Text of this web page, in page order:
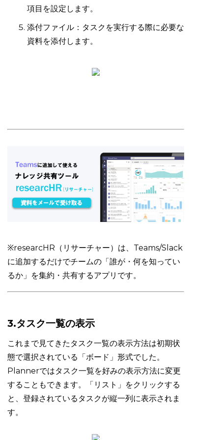
項目を設定します。
添付ファイル：タスクを実行する際に必要な
資料を添付します。
※researcHR（リサーチャー）は、Teams/Slack
に追加するだけでチームの「誰が・何を知ってい
るか」を集約・共有するアプリです。
3.タスク一覧の表示
これまで見てきたタスク一覧の表示方法は初期状
態で選択されている「ボード」形式でした。
Plannerではタスク一覧を好みの表示方法に変更
することもできます。「リスト」をクリックする
と、登録されているタスクが縦一列に表示されま
す。